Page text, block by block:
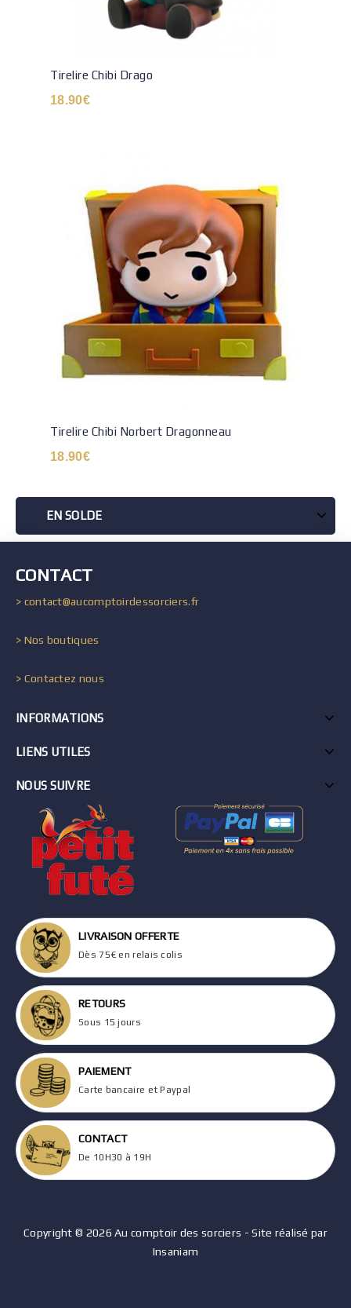
Tirelire Chibi Drago
18.90€
Tirelire Chibi Norbert Dragonneau
18.90€
EN SOLDE
CONTACT
> contact@aucomptoirdessorciers.fr
> Nos boutiques
> Contactez nous
INFORMATIONS
LIENS UTILES
NOUS SUIVRE
LIVRAISON OFFERTE
Dès 75€ en relais colis
RETOURS
Sous 15 jours
PAIEMENT
Carte bancaire et Paypal
CONTACT
De 10H30 à 19H
Copyright © 2026 Au comptoir des sorciers - Site réalisé par
Insaniam